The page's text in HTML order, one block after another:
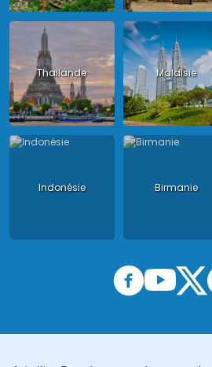
Thailande Malaisie
Indonésie Birmanie